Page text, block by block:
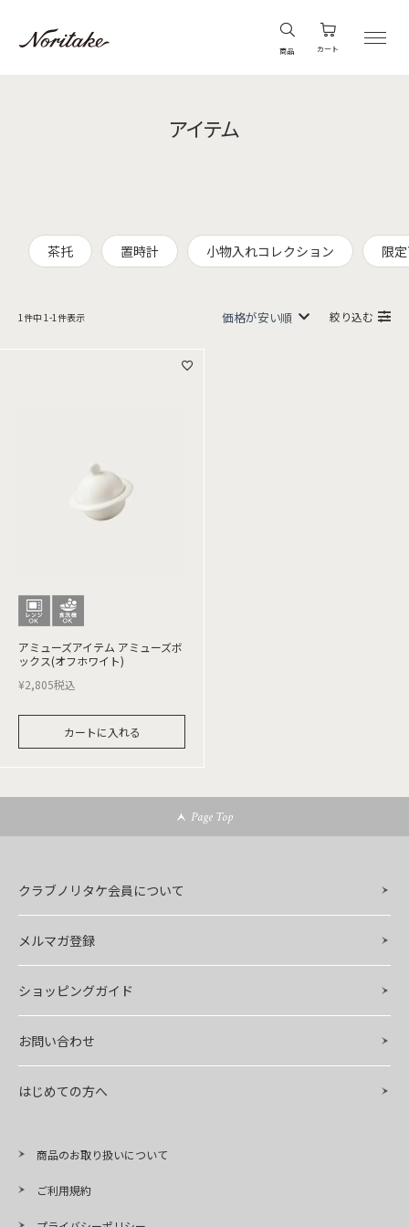
商品 カート
アイテム
茶托 置時計 小物入れコレクション 限
1 件中 1 -1 件表示 絞り込む
アミューズアイテム アミューズボ
ックス(オフホワイト)
¥2,805税込
カートに入れる
Page Top
クラブノリタケ会員について
メルマガ登録
ショッピングガイド
お問い合わせ
はじめての方へ
商品のお取り扱いについて
ご利用規約